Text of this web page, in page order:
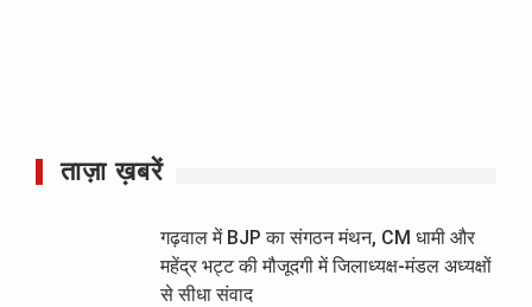
ताज़ा ख़बरें
गढ़वाल में BJP का संगठन मंथन, CM धामी और
महेंद्र भट्ट की मौजूदगी में जिलाध्यक्ष-मंडल अध्यक्षों
से सीधा संवाद